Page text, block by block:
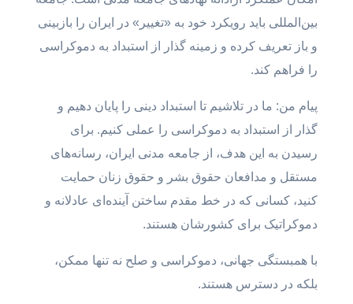
بین‌المللی باید رویکرد خود به «تغییر» در ایران را بازبینی
و باز تعریف کرده و زمینه گذار از استبداد به دموکراسی
را فراهم کند.
پیام من: ما در تلاشیم تا استبداد دینی را پایان دهیم و
گذار از استبداد به دموکراسی را عملی کنیم. برای
رسیدن به این هدف، از جامعه مدنی ایران، رسانه‌های
مستقل و مدافعان حقوق بشر و حقوق زنان حمایت
کنید، کسانی که در خط مقدم ساختن آینده‌ای عادلانه و
دموکراتیک برای کشورشان هستند.
با همبستگی جهانی، دموکراسی و صلح نه تنها ممکن،
بلکه در دسترس هستند.